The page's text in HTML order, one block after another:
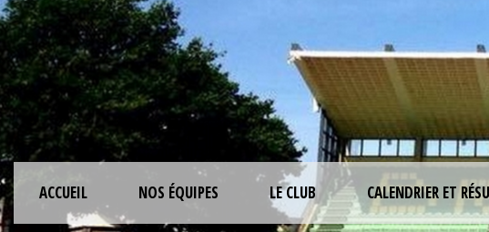
ACCUEIL NOS ÉQUIPES LE CLUB CALENDRIER ET